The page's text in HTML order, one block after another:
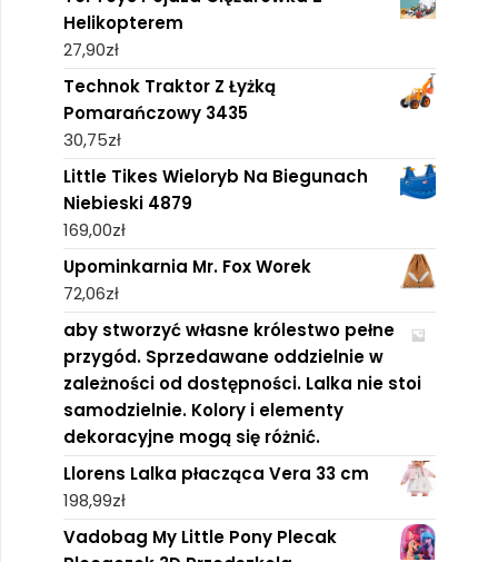
Helikopterem
27,90zł
Technok Traktor Z Łyżką
Pomarańczowy 3435
30,75zł
Little Tikes Wieloryb Na Biegunach
Niebieski 4879
169,00zł
Upominkarnia Mr. Fox Worek
72,06zł
aby stworzyć własne królestwo pełne
przygód. Sprzedawane oddzielnie w
zależności od dostępności. Lalka nie stoi
samodzielnie. Kolory i elementy
dekoracyjne mogą się różnić. ​
Llorens Lalka płacząca Vera 33 cm
198,99zł
Vadobag My Little Pony Plecak